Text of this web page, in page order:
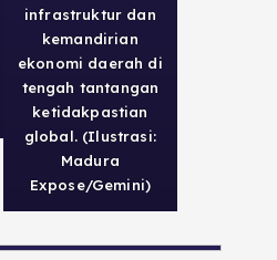
infrastruktur dan
kemandirian
ekonomi daerah di
tengah tantangan
ketidakpastian
global. (Ilustrasi:
Madura
Expose/Gemini)